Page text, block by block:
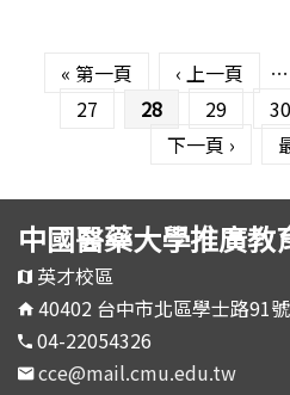
« 第一頁 ‹ 上一頁 …
27
28 29 30
下一頁 ›
中國醫藥大學推廣教
英才校區
40402 台中市北區學士路91
04-22054326
cce@mail.cmu.edu.tw